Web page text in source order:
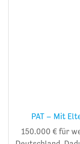
PAT – Mit
150.000 € für